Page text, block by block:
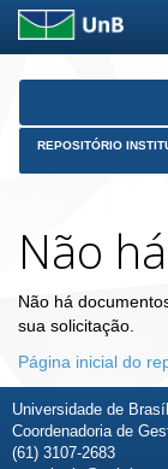
Skip
REPOSITÓRIO
Não
Não há
sua solicitação.
Página inicial do
Universidade de
Coordenadoria de
(61) 3107-2683